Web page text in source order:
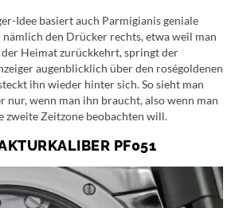
Idee basiert auch Parmigianis geniale
nämlich den Drücker rechts, etwa weil man
Heimat zurückkehrt, springt der
augenblicklich über den roségoldenen
ihn wieder hinter sich. So sieht man
nur, wenn man ihn braucht, also wenn man
zweite Zeitzone beobachten will.
PF051